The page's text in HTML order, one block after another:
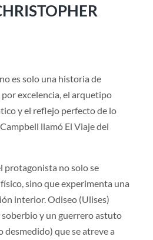
es solo una historia de
excelencia, el arquetipo
y el reflejo perfecto de lo
llamó El Viaje del
protagonista no solo se
sino que experimenta una
interior. Odiseo (Ulises)
y un guerrero astuto
que se atreve a